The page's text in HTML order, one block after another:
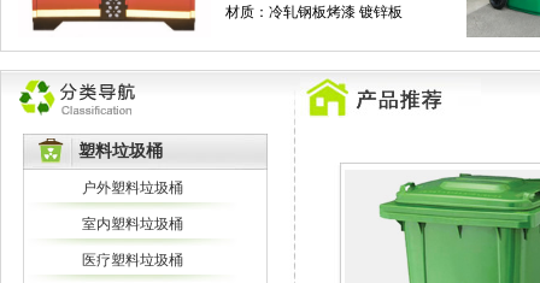
材质： 冷轧钢板烤漆 镀锌板
塑料垃圾桶
户外塑料垃圾桶
室内塑料垃圾桶
医疗塑料垃圾桶